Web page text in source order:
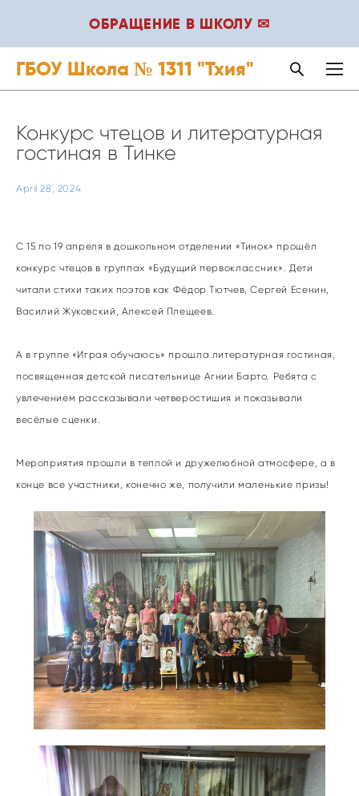
ОБРАЩЕНИЕ В ШКОЛУ ✉
ГБОУ Школа № 1311 "Тхия"
April 28, 2024
Конкурс чтецов и литературная
гостиная в Тинке
С 15 по 19 апреля в дошкольном отделении «Тинок» прошёл
конкурс чтецов в группах «Будущий первоклассник». Дети
читали стихи таких поэтов как Фёдор Тютчев, Сергей Есенин,
Василий Жуковский, Алексей Плещеев.
А в группе «Играя обучаюсь» прошла литературная гостиная,
посвященная детской писательнице Агнии Барто. Ребята с
увлечением рассказывали четверостишия и показывали
весёлые сценки.
Мероприятия прошли в теплой и дружелюбной атмосфере, а в
конце все участники, конечно же, получили маленькие призы!